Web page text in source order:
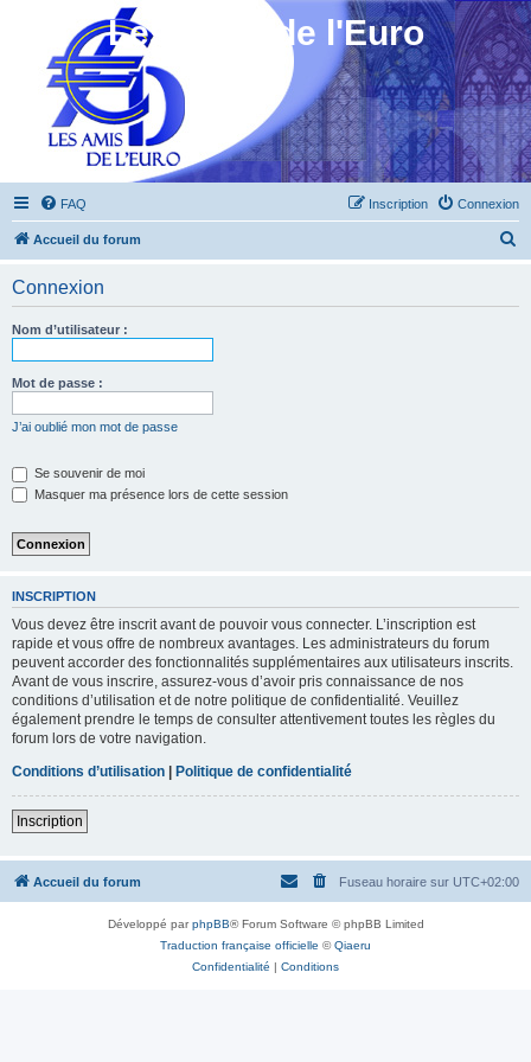
Les Amis de l'Euro
FAQ Connexion
Inscription
Accueil du forum
Connexion
Nom d’utilisateur :
Mot de passe :
J’ai oublié mon mot de passe
Se souvenir de moi
Masquer ma présence lors de cette session
INSCRIPTION
Vous devez être inscrit avant de pouvoir vous connecter. L’inscription est
rapide et vous offre de nombreux avantages. Les administrateurs du forum
peuvent accorder des fonctionnalités supplémentaires aux utilisateurs inscrits.
Avant de vous inscrire, assurez-vous d’avoir pris connaissance de nos
conditions d’utilisation et de notre politique de confidentialité. Veuillez
également prendre le temps de consulter attentivement toutes les règles du
forum lors de votre navigation.
Conditions d’utilisation | Politique de confidentialité
Inscription
Accueil du forum Fuseau horaire sur UTC+02:00
Développé parphpBB® Forum Software © phpBB Limited
Traduction française officielle ©Qiaeru
Confidentialité | Conditions